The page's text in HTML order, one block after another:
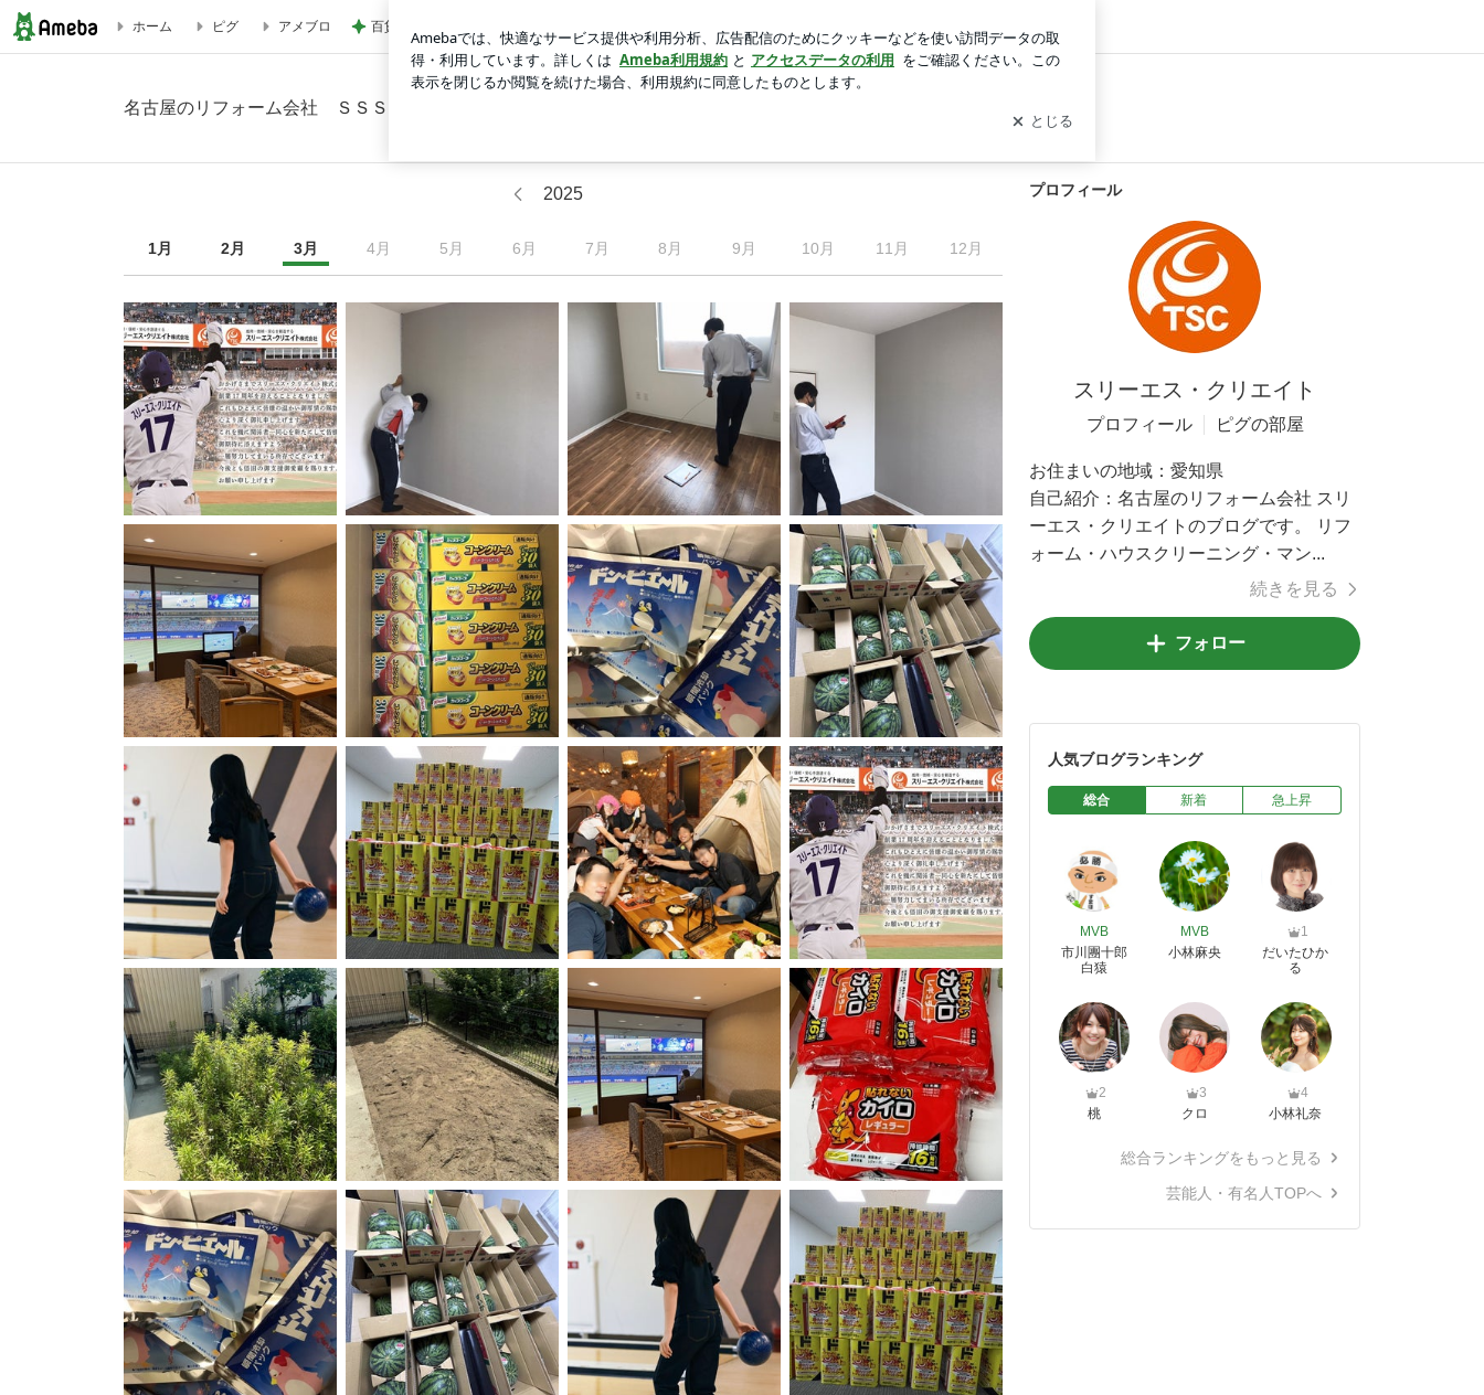
2025年3月の画像｜名古屋のリフォーム会社 ＳＳＳブログ
ホーム ピグ アメブロ 百貨店で悩んでお買い上げの品
名古屋のリフォーム会社 ＳＳＳブログ
2025
1月 2月 3月 4月 5 月 6 月 7 月 8 月 9 月 10 月 11 月 12 月
プロフィール
スリーエス・クリエイト
プロフィール ピグの部屋
お住まいの地域： 愛知県
自己紹介： 名古屋のリフォーム会社 スリ
ーエス・クリエイトのブログです。 リフ
ォーム・ハウスクリーニング・マン...
続きを見る
フォロー
人気ブログランキング
総合 新着 急上昇
MVB
市川團十郎
白猿
MVB
小林麻央
1
だいたひか
る
2
桃
3
クロ
4
小林礼奈
総合ランキングをもっと見る
芸能人・有名人TOPへ